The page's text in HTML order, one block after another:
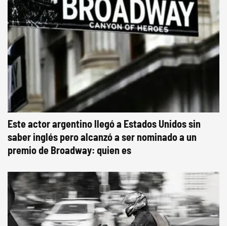
Este actor argentino llegó a Estados Unidos sin
saber inglés pero alcanzó a ser nominado a un
premio de Broadway: quien es